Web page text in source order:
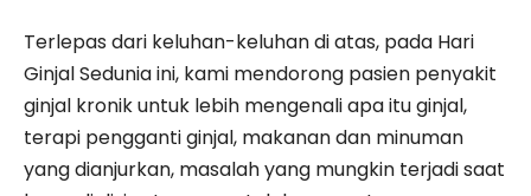
Terlepas dari keluhan-keluhan di atas, pada Hari
Ginjal Sedunia ini, kami mendorong pasien penyakit
ginjal kronik untuk lebih mengenali apa itu ginjal,
terapi pengganti ginjal, makanan dan minuman
yang dianjurkan, masalah yang mungkin terjadi saat